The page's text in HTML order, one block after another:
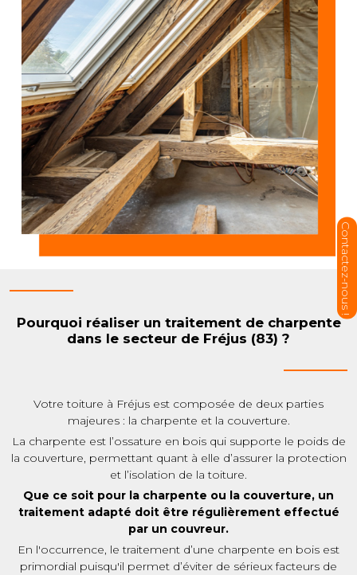
Pourquoi réaliser un traitement de charpente
dans le secteur de Fréjus (83) ?
Votre toiture à Fréjus est composée de deux parties
majeures : la charpente et la couverture.
La charpente est l’ossature en bois qui supporte le poids de
la couverture, permettant quant à elle d’assurer la protection
et l’isolation de la toiture.
Que ce soit pour la charpente ou la couverture, un
traitement adapté doit être régulièrement effectué
par un couvreur.
En l'occurrence, le traitement d’une charpente en bois est
primordial puisqu'il permet d’éviter de sérieux facteurs de